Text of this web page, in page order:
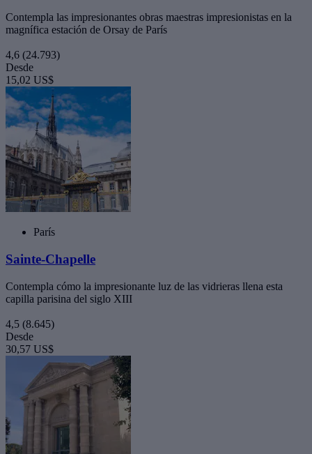
Contempla las impresionantes obras maestras impresionistas en la
magnífica estación de Orsay de París
4,6 (24.793)
Desde
15,02 US$
París
Sainte-Chapelle
Contempla cómo la impresionante luz de las vidrieras llena esta
capilla parisina del siglo XIII
4,5 (8.645)
Desde
30,57 US$